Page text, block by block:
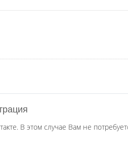
В этом случае Вам не